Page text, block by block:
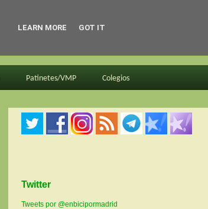
Patinetes/VMP Colegios
Twitter
Tweets por @enbicipormadrid
LEARN MORE GOT IT